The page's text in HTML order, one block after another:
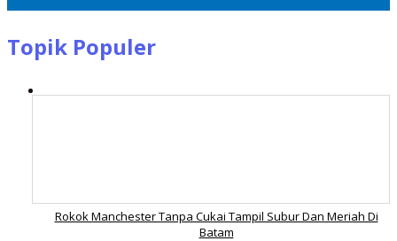
Topik Populer
Rokok Manchester Tanpa Cukai Tampil Subur Dan Meriah Di
Batam